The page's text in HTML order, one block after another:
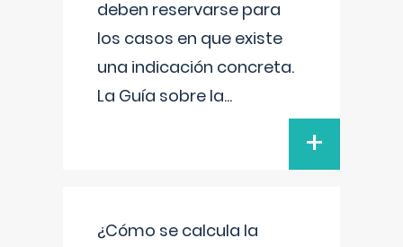
deben reservarse para
los casos en que existe
una indicación concreta.
La Guía sobre la...
+
¿Cómo se calcula la